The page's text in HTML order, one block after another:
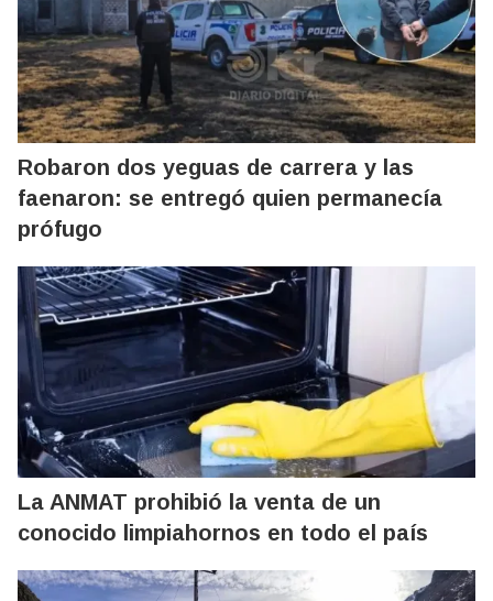
Robaron dos yeguas de carrera y las
faenaron: se entregó quien permanecía
prófugo
La ANMAT prohibió la venta de un
conocido limpiahornos en todo el país